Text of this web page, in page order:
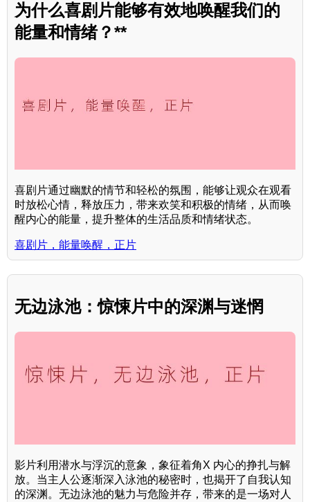
为什么喜剧片能够有效地唤醒我们的
能量和情绪？**
喜剧片通过幽默的情节和轻松的氛围，能够让观众在观看
时放松心情，释放压力，带来欢笑和积极的情绪，从而唤
醒内心的能量，提升整体的生活品质和情绪状态。
喜剧片，能量唤醒，正片
无边泳池：惊悚片中的深渊与迷惘
影片利用潜水与浮沉的意象，象征着角X 内心的挣扎与解
放。当主人公逐渐深入泳池的秘密时，也揭开了自我认知
的深渊。无边泳池的魅力与危险并存，带来的是一场对人